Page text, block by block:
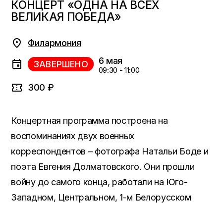
КОНЦЕРТ «ОДНА НА ВСЕХ
ВЕЛИКАЯ ПОБЕДА»
Филармония
ЗАВЕРШЕНО 6 мая
09:30 - 11:00
300 ₽
Концертная программа построена на
воспоминаниях двух военных
корреспондентов – фотографа Натальи Боде и
поэта Евгения Долматовского. Они прошли
войну до самого конца, работали на Юго-
Западном, Центральном, 1-м Белорусском